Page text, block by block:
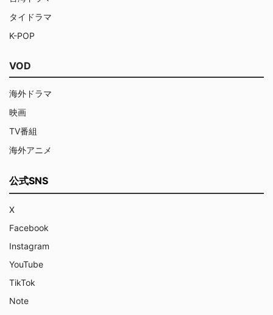
タイドラマ
K-POP
VOD
海外ドラマ
映画
TV番組
海外アニメ
公式SNS
X
Facebook
Instagram
YouTube
TikTok
Note